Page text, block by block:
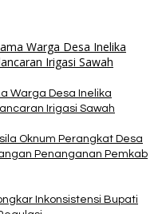
Warga Desa Inelika
Irigasi Sawah
Oknum Perangkat Desa
Penanganan Pemkab
Inkonsistensi Bupati